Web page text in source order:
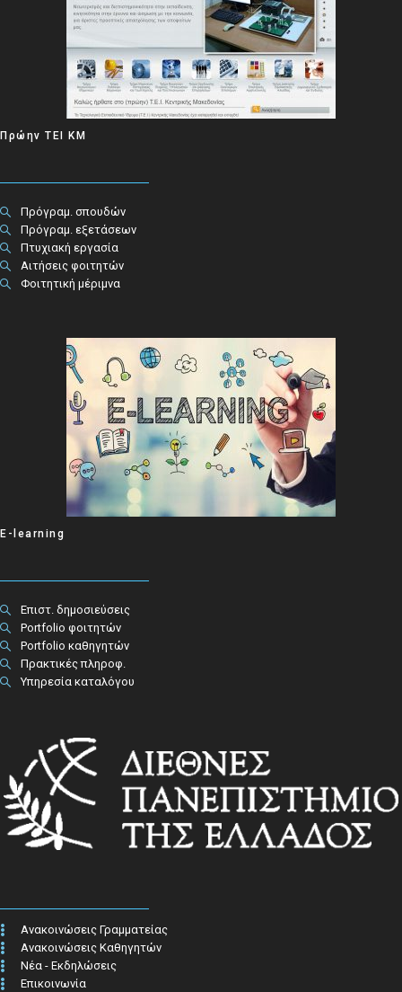
Πρώην ΤΕΙ ΚΜ
Πρόγραμ. σπουδών
Πρόγραμ. εξετάσεων
Πτυχιακή εργασία
Αιτήσεις φοιτητών
Φοιτητική μέριμνα
E-learning
Επιστ. δημοσιεύσεις
Portfolio φοιτητών
Portfolio καθηγητών
Πρακτικές πληροφ.​
Υπηρεσία καταλόγου
Ανακοινώσεις Γραμματείας
Ανακοινώσεις Καθηγητών
Νέα - Εκδηλώσεις
Επικοινωνία